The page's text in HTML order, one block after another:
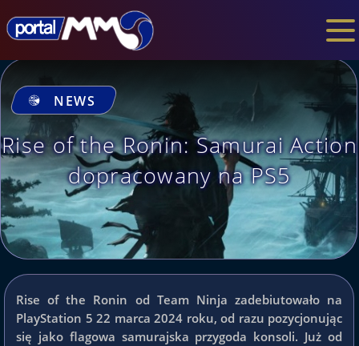
NEWS
Rise of the Ronin: Samurai Action
dopracowany na PS5
Rise of the Ronin od Team Ninja zadebiutowało na
PlayStation 5 22 marca 2024 roku, od razu pozycjonując
się jako flagowa samurajska przygoda konsoli. Już od